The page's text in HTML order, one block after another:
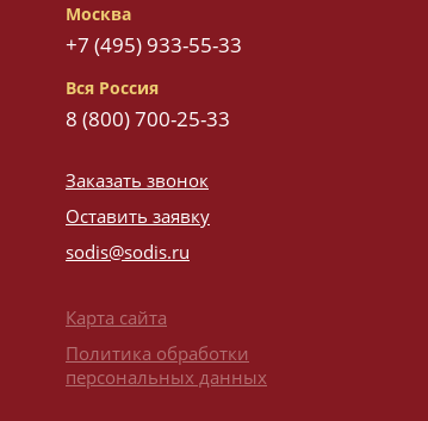
Москва
+7 (495) 933-55-33
Вся Россия
8 (800) 700-25-33
Заказать звонок
Оставить заявку
sodis@sodis.ru
Карта сайта
Политика обработки
персональных данных